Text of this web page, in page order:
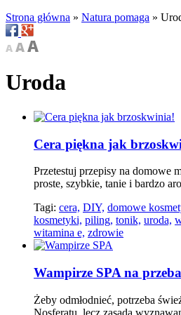
Strona główna » Natura pomaga »
Uroda
Cera piękna jak
Przetestuj przepisy na domowe
proste, szybkie, tanie i bardzo
Tagi: cera, DIY, domowe
kosmetyki, piling, tonik, uroda,
witamina e, zdrowie
Wampirze SPA na
Żeby odmłodnieć, potrzeba
Nosferatu, lecz zasada